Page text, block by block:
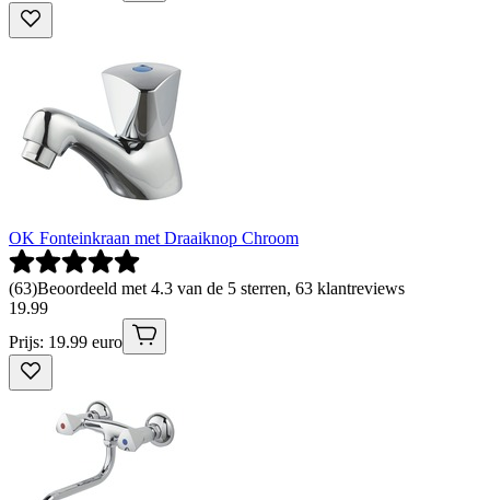
OK Fonteinkraan met Draaiknop Chroom
(63)Beoordeeld met 4.3 van de 5 sterren, 63 klantreviews
19.99
Prijs: 19.99 euro